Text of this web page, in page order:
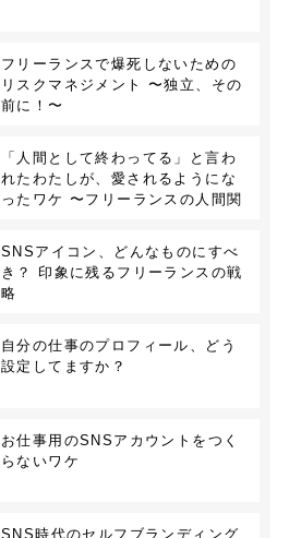
フリーランスで爆死しないための
リスクマネジメント 〜独立、その
前に！〜
「人間として終わってる」と言わ
れたわたしが、愛されるようにな
ったワケ 〜フリーランスの人間関
SNSアイコン、どんなものにすべ
き？ 印象に残るフリーランスの戦
略
自分の仕事のプロフィール、どう
設定してますか？
お仕事用のSNSアカウントをつく
らないワケ
SNS時代のセルフブランディング